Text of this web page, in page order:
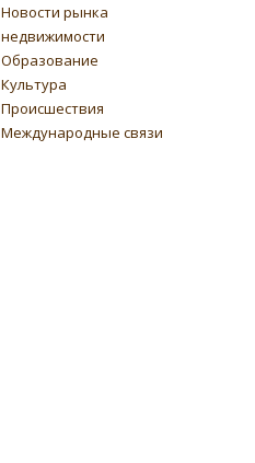
Новости рынка
недвижимости
Образование
Культура
Происшествия
Международные связи